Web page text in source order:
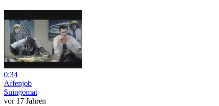
0:34
Affenjob
Suingomat
vor 17 Jahren